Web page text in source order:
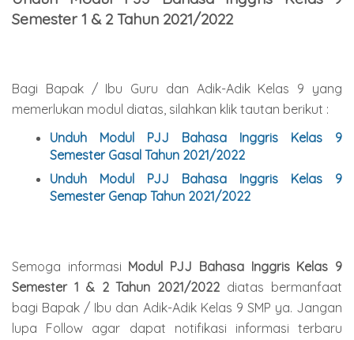
Semester 1 & 2 Tahun 2021/2022
Bagi Bapak / Ibu Guru dan Adik-Adik Kelas 9 yang
memerlukan modul diatas, silahkan klik tautan berikut :
Unduh Modul PJJ Bahasa Inggris Kelas 9
Semester Gasal Tahun 2021/2022
Unduh Modul PJJ Bahasa Inggris Kelas 9
Semester Genap Tahun 2021/2022
Semoga informasi Modul PJJ Bahasa Inggris Kelas 9
Semester 1 & 2 Tahun 2021/2022 diatas bermanfaat
bagi Bapak / Ibu dan Adik-Adik Kelas 9 SMP ya. Jangan
lupa Follow agar dapat notifikasi informasi terbaru